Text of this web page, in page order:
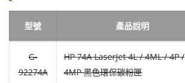
型號 產品說明
G-
92274A
HP 74A LaserJet 4L / 4ML / 4P /
4MP 黑色環保碳粉匣